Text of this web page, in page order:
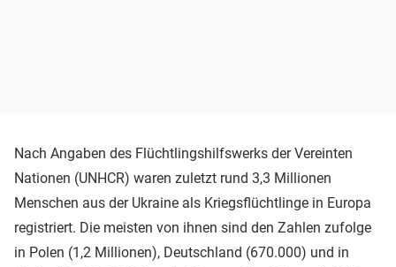
Nach Angaben des Flüchtlingshilfswerks der Vereinten
Nationen (UNHCR) waren zuletzt rund 3,3 Millionen
Menschen aus der Ukraine als Kriegsflüchtlinge in Europa
registriert. Die meisten von ihnen sind den Zahlen zufolge
in Polen (1,2 Millionen), Deutschland (670.000) und in